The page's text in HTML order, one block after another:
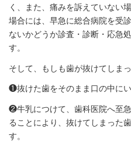
く、また、痛みを訴えていない
場合には、早急に総合病院を受
ないかどうか診査・診断・応急
す。
そして、もしも歯が抜けてしまっ
❶抜けた歯をそのまま口の中に
❷牛乳につけて、歯科医院へ至
ることにより、抜けてしまった
す。